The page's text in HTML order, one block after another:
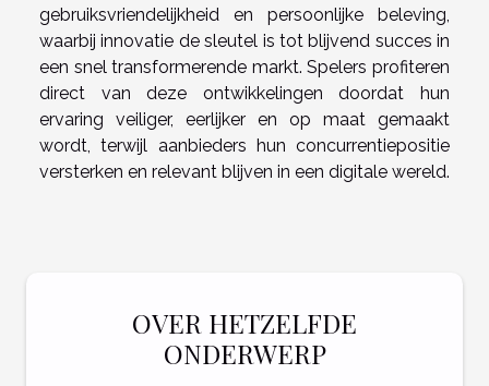
gebruiksvriendelijkheid en persoonlijke beleving,
waarbij innovatie de sleutel is tot blijvend succes in
een snel transformerende markt. Spelers profiteren
direct van deze ontwikkelingen doordat hun
ervaring veiliger, eerlijker en op maat gemaakt
wordt, terwijl aanbieders hun concurrentiepositie
versterken en relevant blijven in een digitale wereld.
OVER HETZELFDE
ONDERWERP